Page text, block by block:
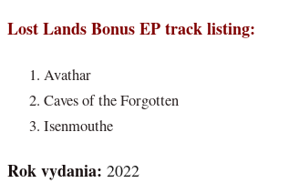
Lost Lands Bonus EP track listing:
Avathar
Caves of the Forgotten
Isenmouthe
Rok vydania: 2022